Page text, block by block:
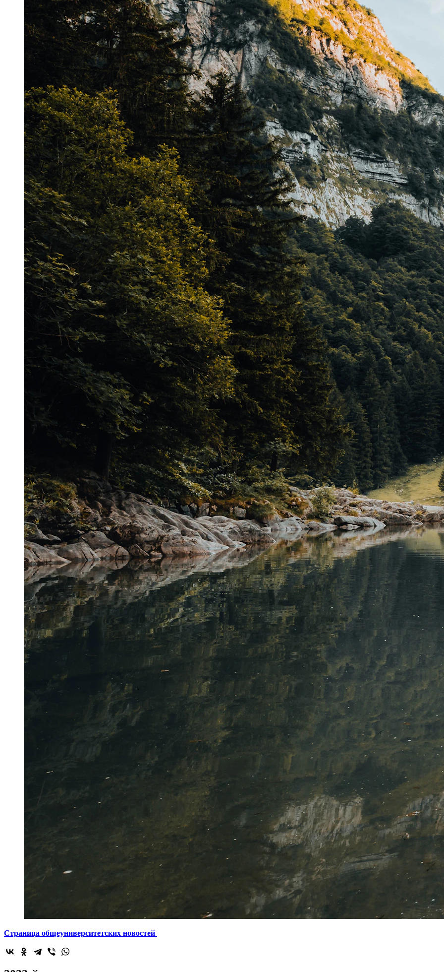
Страница общеуниверситетских новостей